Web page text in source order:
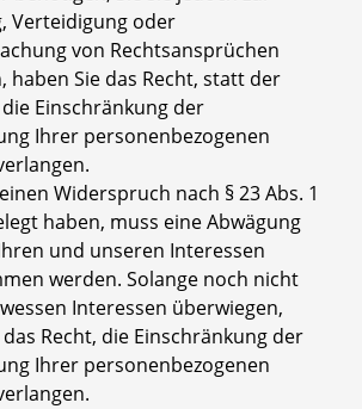
Verteidigung oder
von Rechtsansprüchen
haben Sie das Recht, statt der
Einschränkung der
Ihrer personenbezogenen
Widerspruch nach § 23 Abs. 1
haben, muss eine Abwägung
und unseren Interessen
werden. Solange noch nicht
Interessen überwiegen,
Recht, die Einschränkung der
Ihrer personenbezogenen